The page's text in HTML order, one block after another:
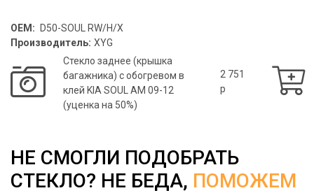
OEM:
D50-SOUL RW/H/X
Производитель: XYG
Стекло заднее (крышка
багажника) с обогревом в
клей KIA SOUL AM 09-12
(уценка на 50%)
2 751
p
НЕ СМОГЛИ ПОДОБРАТЬ
СТЕКЛО? НЕ БЕДА, ПОМОЖЕМ